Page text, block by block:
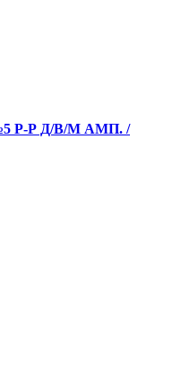
Р-Р Д/В/М АМП. /